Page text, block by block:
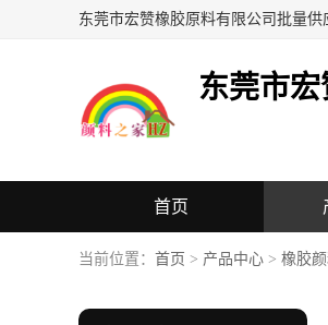
东莞市
首页
当前位置： 首页 > 产品中心 > 橡胶